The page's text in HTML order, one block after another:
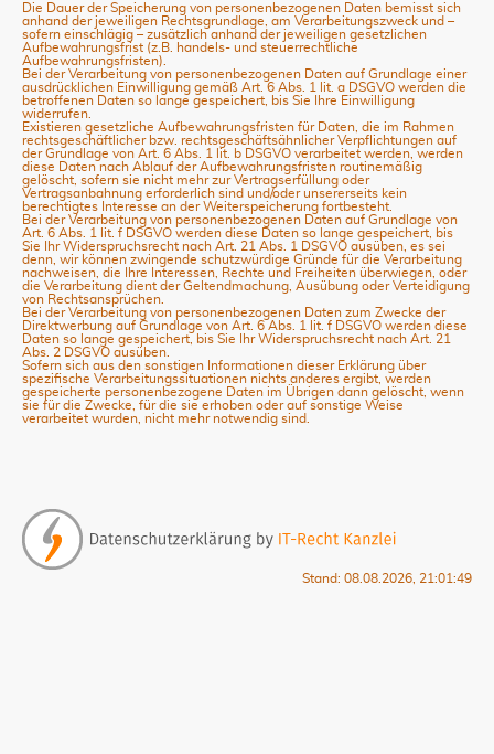
Die Dauer der Speicherung von personenbezogenen Daten bemisst sich
anhand der jeweiligen Rechtsgrundlage, am Verarbeitungszweck und –
sofern einschlägig – zusätzlich anhand der jeweiligen gesetzlichen
Aufbewahrungsfrist (z.B. handels- und steuerrechtliche
Aufbewahrungsfristen).
Bei der Verarbeitung von personenbezogenen Daten auf Grundlage einer
ausdrücklichen Einwilligung gemäß Art. 6 Abs. 1 lit. a DSGVO werden die
betroffenen Daten so lange gespeichert, bis Sie Ihre Einwilligung
widerrufen.
Existieren gesetzliche Aufbewahrungsfristen für Daten, die im Rahmen
rechtsgeschäftlicher bzw. rechtsgeschäftsähnlicher Verpflichtungen auf
der Grundlage von Art. 6 Abs. 1 lit. b DSGVO verarbeitet werden, werden
diese Daten nach Ablauf der Aufbewahrungsfristen routinemäßig
gelöscht, sofern sie nicht mehr zur Vertragserfüllung oder
Vertragsanbahnung erforderlich sind und/oder unsererseits kein
berechtigtes Interesse an der Weiterspeicherung fortbesteht.
Bei der Verarbeitung von personenbezogenen Daten auf Grundlage von
Art. 6 Abs. 1 lit. f DSGVO werden diese Daten so lange gespeichert, bis
Sie Ihr Widerspruchsrecht nach Art. 21 Abs. 1 DSGVO ausüben, es sei
denn, wir können zwingende schutzwürdige Gründe für die Verarbeitung
nachweisen, die Ihre Interessen, Rechte und Freiheiten überwiegen, oder
die Verarbeitung dient der Geltendmachung, Ausübung oder Verteidigung
von Rechtsansprüchen.
Bei der Verarbeitung von personenbezogenen Daten zum Zwecke der
Direktwerbung auf Grundlage von Art. 6 Abs. 1 lit. f DSGVO werden diese
Daten so lange gespeichert, bis Sie Ihr Widerspruchsrecht nach Art. 21
Abs. 2 DSGVO ausüben.
Sofern sich aus den sonstigen Informationen dieser Erklärung über
spezifische Verarbeitungssituationen nichts anderes ergibt, werden
gespeicherte personenbezogene Daten im Übrigen dann gelöscht, wenn
sie für die Zwecke, für die sie erhoben oder auf sonstige Weise
verarbeitet wurden, nicht mehr notwendig sind.
Stand: 08.08.2026, 21:01:49